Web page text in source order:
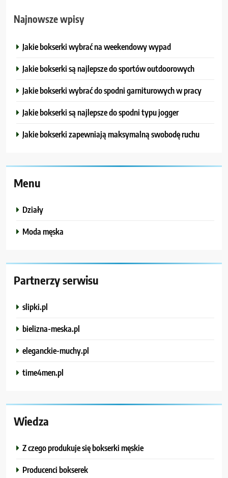
Najnowsze wpisy
Jakie bokserki wybrać na weekendowy wypad
Jakie bokserki są najlepsze do sportów outdoorowych
Jakie bokserki wybrać do spodni garniturowych w pracy
Jakie bokserki są najlepsze do spodni typu jogger
Jakie bokserki zapewniają maksymalną swobodę ruchu
Menu
Działy
Moda męska
Partnerzy serwisu
slipki.pl
bielizna-meska.pl
eleganckie-muchy.pl
time4men.pl
Wiedza
Z czego produkuje się bokserki męskie
Producenci bokserek